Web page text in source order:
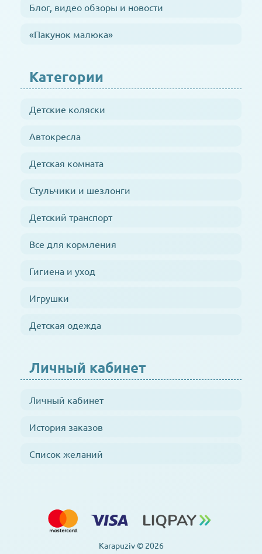
Блог, видео обзоры и новости
«Пакунок малюка»
Категории
Детские коляски
Автокресла
Детская комната
Стульчики и шезлонги
Детский транспорт
Все для кормления
Гигиена и уход
Игрушки
Детская одежда
Личный кабинет
Личный кабинет
История заказов
Список желаний
Karapuziv © 2026